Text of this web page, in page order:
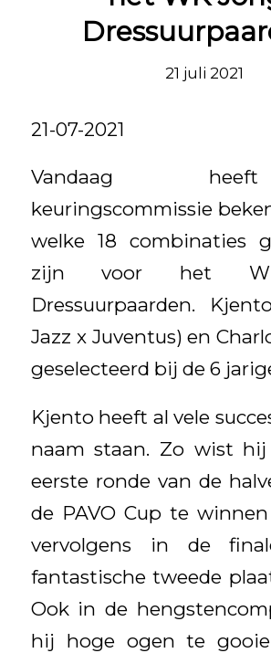
21 juli 2021
21-07-2021
Vandaag
keuringscommissie
welke 18 combinaties
zijn voor het
Dressuurpaarden.
Jazz x Juventus) en
geselecteerd bij de 6
Kjento heeft al vele
naam staan. Zo wist
eerste ronde van de
de PAVO Cup te
vervolgens in de
fantastische tweede
Ook in de
hij hoge ogen te